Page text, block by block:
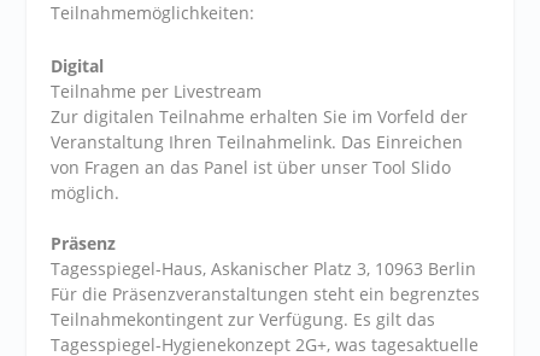
Teilnahmemöglichkeiten:
Digital
Teilnahme per Livestream
Zur digitalen Teilnahme erhalten Sie im Vorfeld der
Veranstaltung Ihren Teilnahmelink. Das Einreichen
von Fragen an das Panel ist über unser Tool Slido
möglich.
Präsenz
Tagesspiegel-Haus, Askanischer Platz 3, 10963 Berlin
Für die Präsenzveranstaltungen steht ein begrenztes
Teilnahmekontingent zur Verfügung. Es gilt das
Tagesspiegel-Hygienekonzept 2G+, was tagesaktuelle